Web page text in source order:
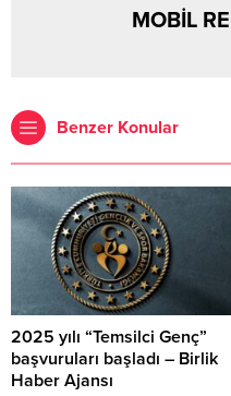
MOBİL
Benzer Konular
2025 yılı “Temsilci Genç”
başvuruları başladı – Birlik
Haber Ajansı